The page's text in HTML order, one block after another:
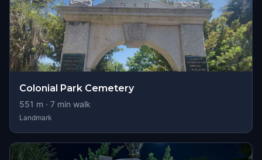
Colonial Park Cemetery
551 m · 7 min walk
Landmark